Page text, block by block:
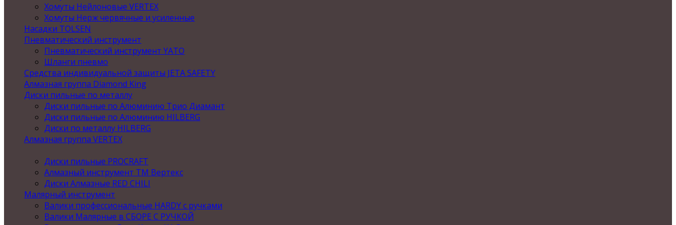
Хомуты Нейлоновые VERTEX
Хомуты Нерж червячные и усиленные
Насадки TOLSEN
Пневматический инструмент
Пневматический инструмент YATO
Шланги пневмо
Средства индивидуальной защиты JETA SAFETY
Алмазная группа Diamond King
Диски пильные по металлу
Диски пильные по Алюминию Трио Диамант
Диски пильные по Алюминию HILBERG
Диски по металлу HILBERG
Алмазная группа VERTEX
Диски пильные PROCRAFT
Алмазный инструмент ТМ Вертекс
Диски Алмазные RED CHILI
Малярный инструмент
Валики профессиональные HARDY с ручками
Валики Малярные в СБОРЕ С РУЧКОЙ